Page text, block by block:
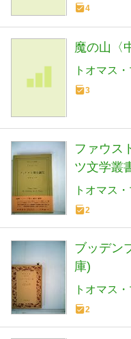
4
魔の山〈
トオマス
3
ファウス
ツ文学叢
トオマス
2
ブッデン
庫)
トオマス
2